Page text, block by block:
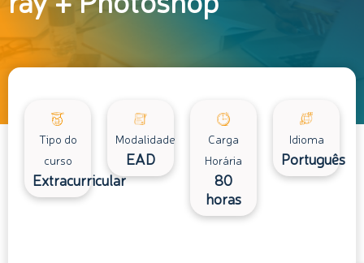
Tipo do
curso
Extracurricular
Modalidade
EAD
Carga
Horária
80
horas
Idioma
Português